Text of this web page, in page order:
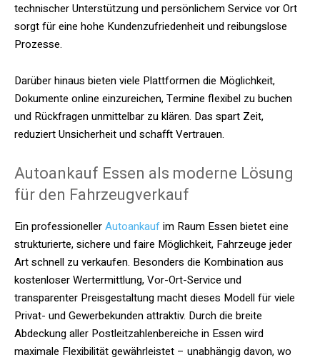
technischer Unterstützung und persönlichem Service vor Ort
sorgt für eine hohe Kundenzufriedenheit und reibungslose
Prozesse.
Darüber hinaus bieten viele Plattformen die Möglichkeit,
Dokumente online einzureichen, Termine flexibel zu buchen
und Rückfragen unmittelbar zu klären. Das spart Zeit,
reduziert Unsicherheit und schafft Vertrauen.
Autoankauf Essen als moderne Lösung
für den Fahrzeugverkauf
Ein professionellerAutoankaufim Raum Essen bietet eine
strukturierte, sichere und faire Möglichkeit, Fahrzeuge jeder
Art schnell zu verkaufen. Besonders die Kombination aus
kostenloser Wertermittlung, Vor-Ort-Service und
transparenter Preisgestaltung macht dieses Modell für viele
Privat- und Gewerbekunden attraktiv. Durch die breite
Abdeckung aller Postleitzahlenbereiche in Essen wird
maximale Flexibilität gewährleistet – unabhängig davon, wo